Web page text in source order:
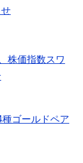
株価指数スワ
ゴールドペア